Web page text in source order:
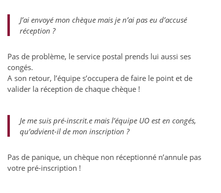
J’ai envoyé mon chèque mais je n’ai pas eu d’accusé
réception ?
Pas de problème, le service postal prends lui aussi ses
congés.
A son retour, l’équipe s’occupera de faire le point et de
valider la réception de chaque chèque !
Je me suis pré-inscrit.e mais l’équipe UO est en congés,
qu’advient-il de mon inscription ?
Pas de panique, un chèque non réceptionné n’annule pas
votre pré-inscription !